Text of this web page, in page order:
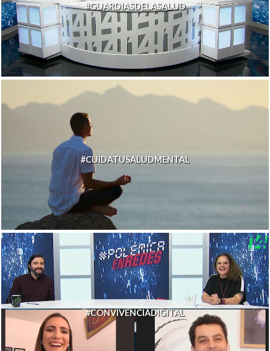
#GUARDIASDELASALUD
#CUIDATUSALUDMENTAL
#CONVIVENCIADIGITAL